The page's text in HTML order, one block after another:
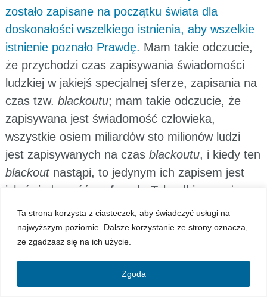
Ta strona korzysta z ciasteczek, aby świadczyć usługi na
najwyższym poziomie. Dalsze korzystanie ze strony oznacza,
ze zgadzasz się na ich użycie.
Zgoda
zostało zapisane na początku świata dla
doskonałości wszelkiego istnienia, aby wszelkie
istnienie poznało Prawdę. Mam takie odczucie,
że przychodzi czas zapisywania świadomości
ludzkiej w jakiejś specjalnej sferze, zapisania na
czas tzw. blackoutu; mam takie odczucie, że
zapisywana jest świadomość człowieka,
wszystkie osiem miliardów sto milionów ludzi
jest zapisywanych na czas blackoutu, i kiedy ten
blackoutnastąpi, to jedynym ich zapisem jest
ich świadomość w sferach. Tak odbieram, że
ten zapis w tych sferach będzie trwał od dwóch
do trzech lat, bo tyle będzie trwał ten czas
blackoutu, a później nastąpi sytuacja równego
startu, równego uwolnienia – ci, którzy będą
chcieli Boga, pójdą do Boga, a ci którzy nie